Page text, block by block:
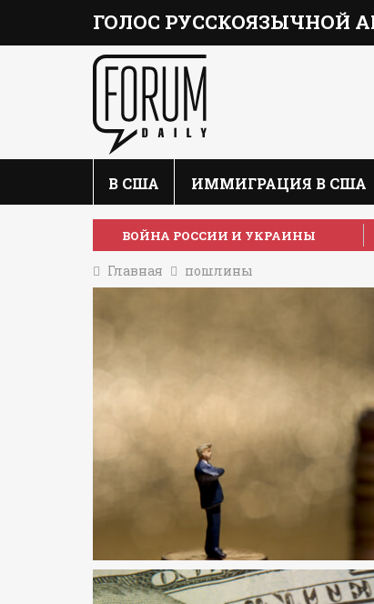
ГОЛОС РУССКОЯЗЫЧНОЙ
В США ИММИГРАЦИЯ В США
ВОЙНА РОССИИ И УКРАИНЫ
Главная пошлины